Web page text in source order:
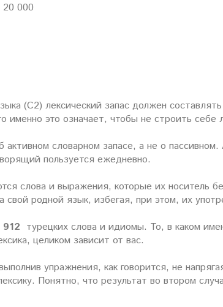
000
(С2) лексический запас должен
именно это означает, чтобы не строить
словарном запасе, а не о
пользуется ежедневно.
слова и выражения, которые их носитель
родной язык, избегая, при этом, их
912 турецких слова и идиомы. То, в каком
целиком зависит от вас.
упражнения, как говорится, не
Понятно, что результат во втором